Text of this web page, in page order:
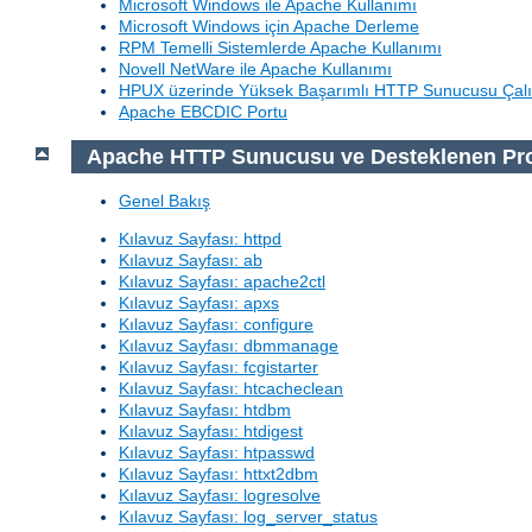
Microsoft Windows ile Apache Kullanımı
Microsoft Windows için Apache Derleme
RPM Temelli Sistemlerde Apache Kullanımı
Novell NetWare ile Apache Kullanımı
HPUX üzerinde Yüksek Başarımlı HTTP Sunucusu
Apache EBCDIC Portu
Apache HTTP Sunucusu ve Desteklenen
Genel Bakış
Kılavuz Sayfası: httpd
Kılavuz Sayfası: ab
Kılavuz Sayfası: apache2ctl
Kılavuz Sayfası: apxs
Kılavuz Sayfası: configure
Kılavuz Sayfası: dbmmanage
Kılavuz Sayfası: fcgistarter
Kılavuz Sayfası: htcacheclean
Kılavuz Sayfası: htdbm
Kılavuz Sayfası: htdigest
Kılavuz Sayfası: htpasswd
Kılavuz Sayfası: httxt2dbm
Kılavuz Sayfası: logresolve
Kılavuz Sayfası: log_server_status